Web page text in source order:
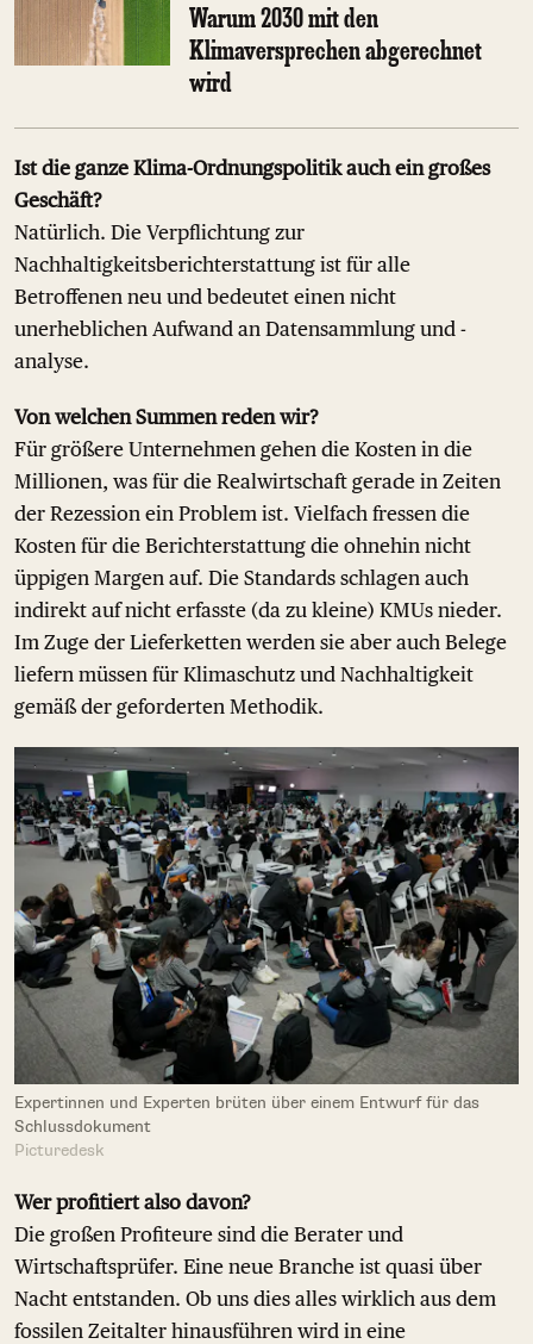
Warum 2030 mit den
Klimaversprechen abgerechnet
wird
Ist die ganze Klima-Ordnungspolitik auch ein großes
Geschäft?
Natürlich. Die Verpflichtung zur
Nachhaltigkeitsberichterstattung ist für alle
Betroffenen neu und bedeutet einen nicht
unerheblichen Aufwand an Datensammlung und -
analyse.
Von welchen Summen reden wir?
Für größere Unternehmen gehen die Kosten in die
Millionen, was für die Realwirtschaft gerade in Zeiten
der Rezession ein Problem ist. Vielfach fressen die
Kosten für die Berichterstattung die ohnehin nicht
üppigen Margen auf. Die Standards schlagen auch
indirekt auf nicht erfasste (da zu kleine) KMUs nieder.
Im Zuge der Lieferketten werden sie aber auch Belege
liefern müssen für Klimaschutz und Nachhaltigkeit
gemäß der geforderten Methodik.
Expertinnen und Experten brüten über einem Entwurf für das
Schlussdokument
Picturedesk
Wer profitiert also davon?
Die großen Profiteure sind die Berater und
Wirtschaftsprüfer. Eine neue Branche ist quasi über
Nacht entstanden. Ob uns dies alles wirklich aus dem
fossilen Zeitalter hinausführen wird in eine